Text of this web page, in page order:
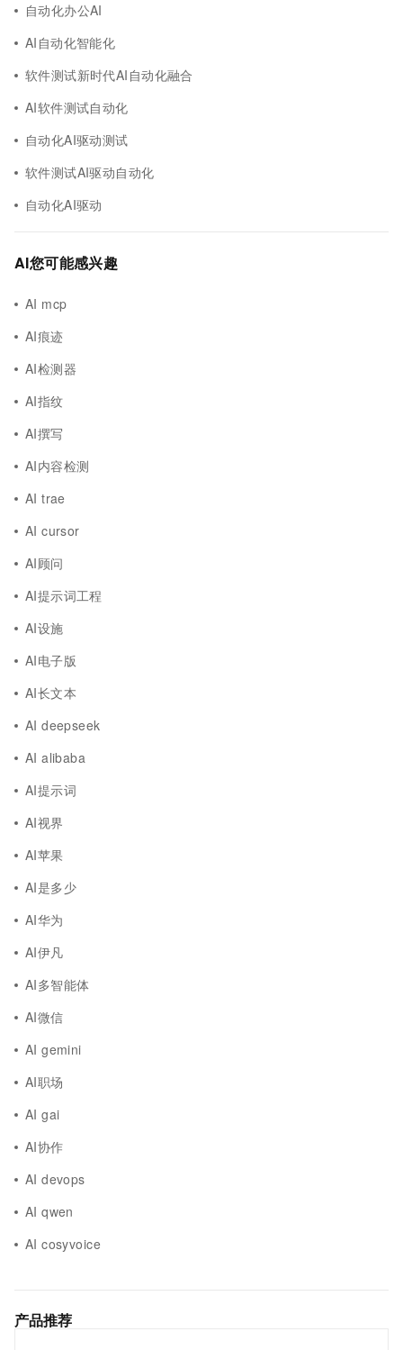
自动化办公AI
AI自动化智能化
软件测试新时代AI自动化融合
AI软件测试自动化
自动化AI驱动测试
软件测试AI驱动自动化
自动化AI驱动
AI您可能感兴趣
AI mcp
AI痕迹
AI检测器
AI指纹
AI撰写
AI内容检测
AI trae
AI cursor
AI顾问
AI提示词工程
AI设施
AI电子版
AI长文本
AI deepseek
AI alibaba
AI提示词
AI视界
AI苹果
AI是多少
AI华为
AI伊凡
AI多智能体
AI微信
AI gemini
AI职场
AI gai
AI协作
AI devops
AI qwen
AI cosyvoice
产品推荐